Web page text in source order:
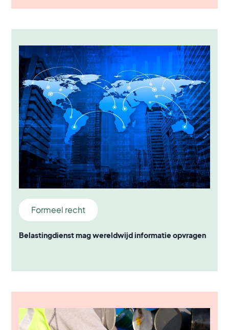
Formeel recht
Belastingdienst mag wereldwijd informatie opvragen